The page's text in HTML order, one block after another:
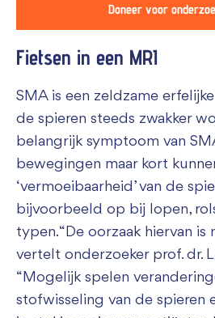
Doneer voor
Fietsen in een MRI
SMA is een zeldzame
de spieren steeds zwakker
belangrijk symptoom van
bewegingen maar kort
‘vermoeibaarheid’ van de
bijvoorbeeld op bij lopen,
typen. “De oorzaak hiervan is
vertelt onderzoeker prof. dr.
“Mogelijk spelen
stofwisseling van de spieren